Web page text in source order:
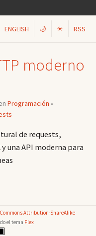
ENGLISH 🌙 ☀ RSS
moderno
Programación •
de requests,
una API moderna para
Attribution-ShareAlike
el tema Flex